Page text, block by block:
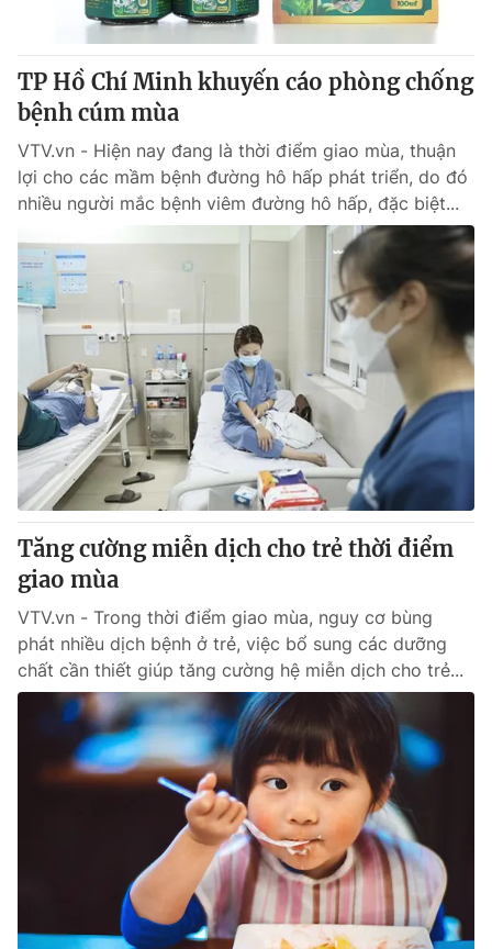
TP Hồ Chí Minh khuyến cáo phòng chống
bệnh cúm mùa
VTV.vn - Hiện nay đang là thời điểm giao mùa, thuận
lợi cho các mầm bệnh đường hô hấp phát triển, do đó
nhiều người mắc bệnh viêm đường hô hấp, đặc biệt...
Tăng cường miễn dịch cho trẻ thời điểm
giao mùa
VTV.vn - Trong thời điểm giao mùa, nguy cơ bùng
phát nhiều dịch bệnh ở trẻ, việc bổ sung các dưỡng
chất cần thiết giúp tăng cường hệ miễn dịch cho trẻ...